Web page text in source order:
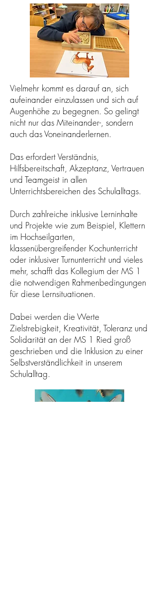
Vielmehr kommt es darauf an, sich
aufeinander einzulassen und sich auf
Augenhöhe zu begegnen. So gelingt
nicht nur das Miteinander-, sondern
auch das Voneinanderlernen.
Das erfordert Verständnis,
Hilfsbereitschaft, Akzeptanz, Vertrauen
und Teamgeist in allen
Unterrichtsbereichen des Schulalltags.​
Durch zahlreiche inklusive Lerninhalte
und Projekte wie zum Beispiel, Klettern
im Hochseilgarten,
klassenübergreifender Kochunterricht
oder inklusiver Turnunterricht und vieles
mehr, schafft das Kollegium der MS 1
die notwendigen Rahmenbedingungen
für diese Lernsituationen.
Dabei werden die Werte
Zielstrebigkeit, Kreativität, Toleranz und
Solidarität an der MS 1 Ried groß
geschrieben und die Inklusion zu einer
Selbstverständlichkeit in unserem
Schulalltag.